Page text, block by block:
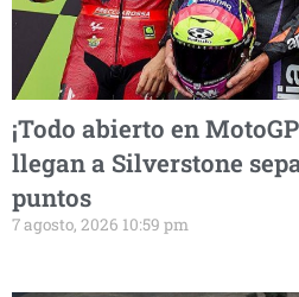
¡Todo abierto en
llegan a Silverstone
puntos
7 agosto, 2026 10:59 pm